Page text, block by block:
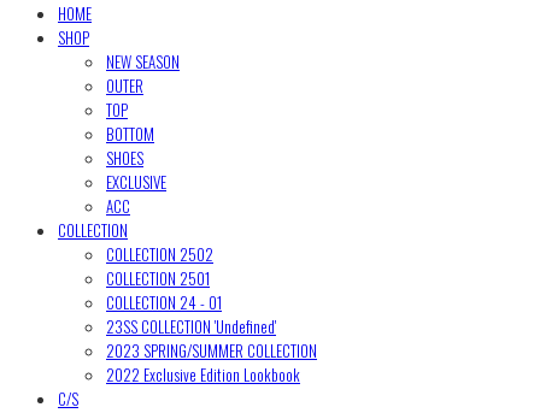
HOME
SHOP
NEW SEASON
OUTER
TOP
BOTTOM
SHOES
EXCLUSIVE
ACC
COLLECTION
COLLECTION 2502
COLLECTION 2501
COLLECTION 24 - 01
23SS COLLECTION 'Undefined'
2023 SPRING/SUMMER COLLECTION
2022 Exclusive Edition Lookbook
C/S